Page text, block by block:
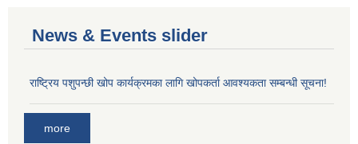
News & Events slider
राष्ट्रिय पशुपन्छी खोप कार्यक्रमका लागि खोपकर्ता आवश्यकता सम्बन्धी सूचना!
more